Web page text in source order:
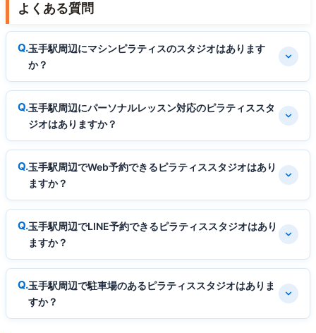
よくある質問
玉手駅周辺にマシンピラティスのスタジオはあります
か？
玉手駅周辺にパーソナルレッスン対応のピラティススタ
ジオはありますか？
玉手駅周辺でWeb予約できるピラティススタジオはあり
ますか？
玉手駅周辺でLINE予約できるピラティススタジオはあり
ますか？
玉手駅周辺で駐車場のあるピラティススタジオはありま
すか？